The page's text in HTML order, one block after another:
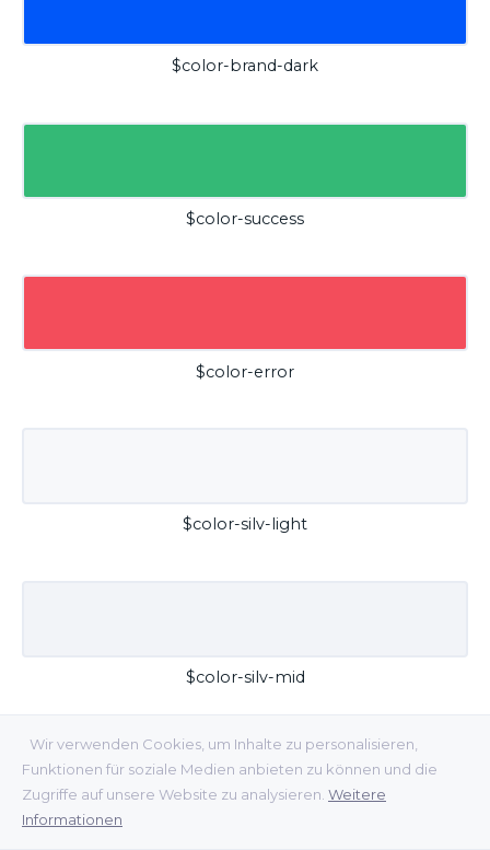
Wir verwenden Cookies, um Inhalte zu personalisieren,
Funktionen für soziale Medien anbieten zu können und die
Zugriffe auf unsere Website zu analysieren. Weitere
Informationen
$color-brand-dark
$color-success
$color-error
$color-silv-light
$color-silv-mid